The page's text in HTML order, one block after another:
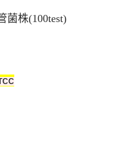
菌株(100test)